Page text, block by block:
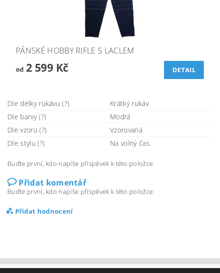
PÁNSKÉ HOBBY RIFLE S LACLEM
od2 599 Kč DETAIL
Dle délky rukávu (?)
Krátký rukáv
Dle barvy (?)
Modrá
Dle vzoru (?)
Vzorovaná
Dle stylu (?)
Na volný čas
Buďte první, kdo napíše příspěvek k této položce.
Přidat komentář
Buďte první, kdo napíše příspěvek k této položce.
Přidat hodnocení